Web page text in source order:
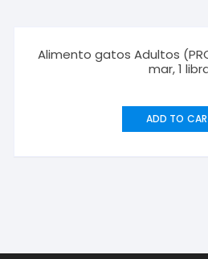
Alimento gatos Adultos
mar, 1
ADD TO